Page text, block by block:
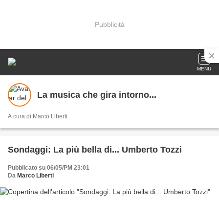
Pubblicità
MENU
La musica che gira intorno...
A cura di Marco Liberti
Sondaggi: La più bella di... Umberto Tozzi
Pubblicato su 06/05/PM 23:01
Da Marco Liberti